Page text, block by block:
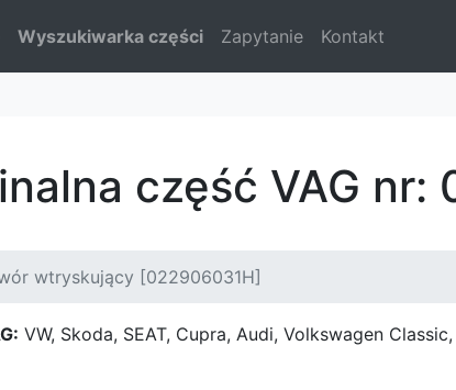
Wyszukiwarka części Zapytanie Kontakt
część VAG nr:
wtryskujący [022906031H]
VW, Skoda, SEAT, Cupra, Audi, Volkswagen